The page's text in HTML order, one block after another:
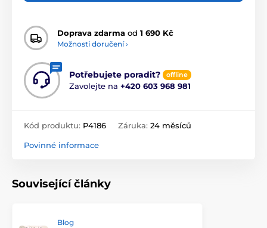
Doprava zdarma od 1 690 Kč
Možnosti doručení ›
Potřebujete poradit? offline
Zavolejte na +420 603 968 981
Kód produktu: P4186 Záruka: 24 měsíců
Povinné informace
Související články
Blog